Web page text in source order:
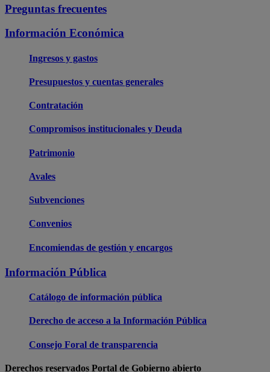
Preguntas frecuentes
Información Económica
Ingresos y gastos
Presupuestos y cuentas generales
Contratación
Compromisos institucionales y Deuda
Patrimonio
Avales
Subvenciones
Convenios
Encomiendas de gestión y encargos
Información Pública
Catálogo de información pública
Derecho de acceso a la Información Pública
Consejo Foral de transparencia
Derechos reservados Portal de Gobierno abierto